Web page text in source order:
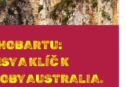
A KLÍČ K
AUSTRALIA.